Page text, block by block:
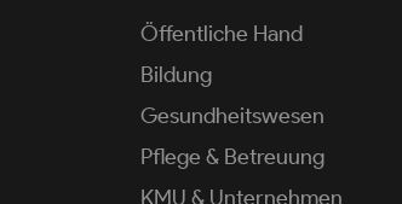
Öffentliche Hand
Bildung
Gesundheitswesen
Pflege & Betreuung
KMU & Unternehmen